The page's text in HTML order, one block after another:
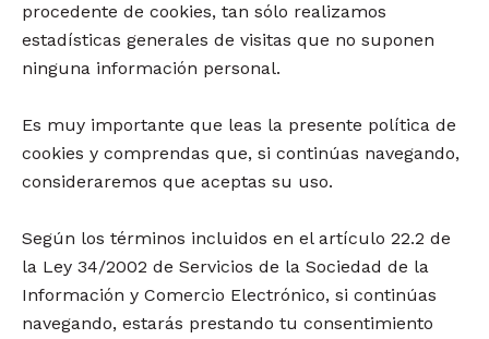
procedente de cookies, tan sólo realizamos
estadísticas generales de visitas que no suponen
ninguna información personal.
Es muy importante que leas la presente política de
cookies y comprendas que, si continúas navegando,
consideraremos que aceptas su uso.
Según los términos incluidos en el artículo 22.2 de
la Ley 34/2002 de Servicios de la Sociedad de la
Información y Comercio Electrónico, si continúas
navegando, estarás prestando tu consentimiento